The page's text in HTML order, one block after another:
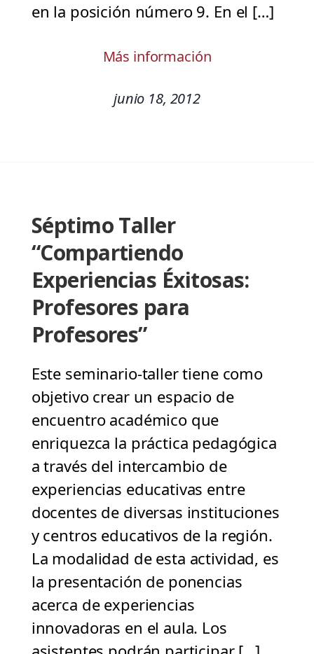
en la posición número 9. En el […]
Más información
junio 18, 2012
Séptimo Taller
“Compartiendo
Experiencias Éxitosas:
Profesores para
Profesores”
Este seminario-taller tiene como
objetivo crear un espacio de
encuentro académico que
enriquezca la práctica pedagógica
a través del intercambio de
experiencias educativas entre
docentes de diversas instituciones
y centros educativos de la región.
La modalidad de esta actividad, es
la presentación de ponencias
acerca de experiencias
innovadoras en el aula. Los